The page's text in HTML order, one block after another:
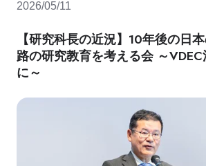
2026/05/11
【研究科長の近況】10年後の日
路の研究教育を考える会 ～
に～